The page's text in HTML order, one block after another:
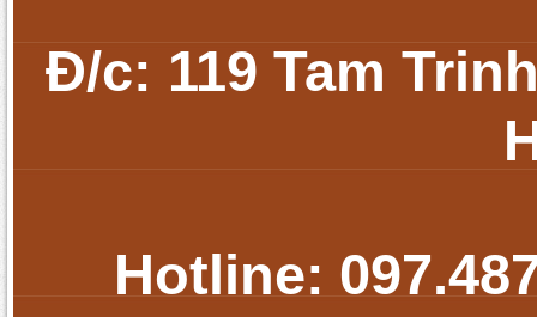
Đ/c: 119 Tam
Hotline: